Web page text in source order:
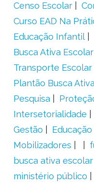
Censo Escolar
Curso EAD Na
Educação Infantil
Busca Ativa
Transporte Escolar
Plantão Busca
Pesquisa
Intersetorialidade
Gestão
Mobilizadores
busca ativa escolar
ministério público